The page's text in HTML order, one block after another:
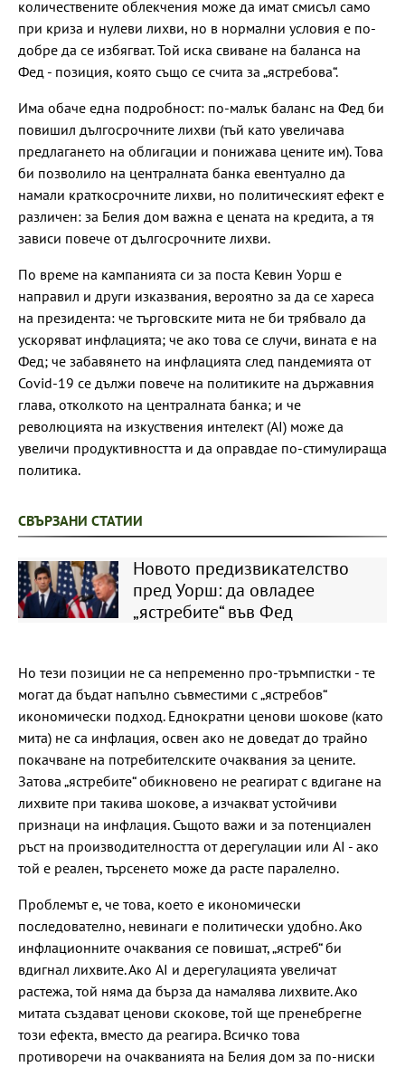
количествените облекчения може да имат смисъл само
при криза и нулеви лихви, но в нормални условия е по-
добре да се избягват. Той иска свиване на баланса на
Фед - позиция, която също се счита за „ястребова“.
Има обаче една подробност: по-малък баланс на Фед би
повишил дългосрочните лихви (тъй като увеличава
предлагането на облигации и понижава цените им). Това
би позволило на централната банка евентуално да
намали краткосрочните лихви, но политическият ефект е
различен: за Белия дом важна е цената на кредита, а тя
зависи повече от дългосрочните лихви.
По време на кампанията си за поста Кевин Уорш е
направил и други изказвания, вероятно за да се хареса
на президента: че търговските мита не би трябвало да
ускоряват инфлацията; че ако това се случи, вината е на
Фед; че забавянето на инфлацията след пандемията от
Covid-19 се дължи повече на политиките на държавния
глава, отколкото на централната банка; и че
революцията на изкуствения интелект (AI) може да
увеличи продуктивността и да оправдае по-стимулираща
политика.
СВЪРЗАНИ СТАТИИ
Новото предизвикателство
пред Уорш: да овладее
„ястребите“ във Фед
Но тези позиции не са непременно про-тръмпистки - те
могат да бъдат напълно съвместими с „ястребов“
икономически подход. Еднократни ценови шокове (като
мита) не са инфлация, освен ако не доведат до трайно
покачване на потребителските очаквания за цените.
Затова „ястребите“ обикновено не реагират с вдигане на
лихвите при такива шокове, а изчакват устойчиви
признаци на инфлация. Същото важи и за потенциален
ръст на производителността от дерегулации или AI - ако
той е реален, търсенето може да расте паралелно.
Проблемът е, че това, което е икономически
последователно, невинаги е политически удобно. Ако
инфлационните очаквания се повишат, „ястреб“ би
вдигнал лихвите. Ако AI и дерегулацията увеличат
растежа, той няма да бърза да намалява лихвите. Ако
митата създават ценови скокове, той ще пренебрегне
този ефекта, вместо да реагира. Всичко това
противоречи на очакванията на Белия дом за по-ниски